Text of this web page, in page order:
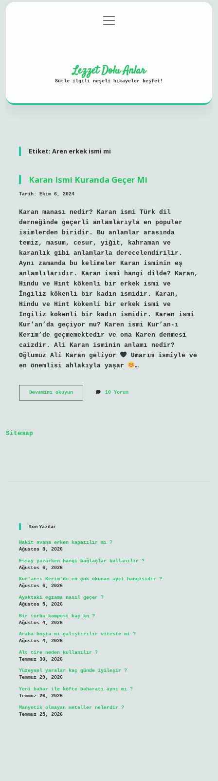
Gizlilik Politikası
menüyü
aç
Lezzet Dolu Anlar
Sütle ilgili neşeli hikayeler keşfet!
Etiket: Aren erkek ismi mi
Karan Ismi Kuranda Geçer Mi
Tarih: Ekim 6, 2024
Karan manası nedir? Karan ismi Türk dil
derneğinde geçerli anlamlarıyla en popüler
isimlerden biridir. Bu anlamlar arasında
temiz, masum, cesur, yiğit, kahraman ve
karanlık gibi anlamlarla derecelendirilir.
Aynı zamanda bu kelimeler Karan isminin eş
anlamlılarıdır. Karan ismi hangi dilde? Karan,
Hindu ve Hint kökenli bir erkek ismi ve
İngiliz kökenli bir kadın ismidir. Karan,
Hindu ve Hint kökenli bir erkek ismi ve
İngiliz kökenli bir kadın ismidir. Karen ismi
Kur’an’da geçiyor mu? Karen ismi Kur’an-ı
Kerim’de geçmemektedir ve ona Karen denmesi
caizdir. Ali Karan isminin anlamı nedir?
Oğlumuz Ali Karan geliyor
Umarım ismiyle ve
en önemlisi ahlakıyla yaşar
…
Devamını okuyunKaran
10 Yorum
Sitemap
Son Yazılar
Nakit avans erken kapatılır mı ?
Ağustos 8, 2026
Essay yazarken hangi bağlaçlar kullanılır ?
Ağustos 6, 2026
Kur’an-ı Kerim’de en çok okunan ayet hangisidir ?
Ağustos 6, 2026
Ayaktaki egzama nasıl geçer ?
Ağustos 5, 2026
Bir torba kompost kaç kg ?
Ağustos 4, 2026
Araba boşta mı çalıştırılır viteste mi ?
Ağustos 4, 2026
Alt tire neden kullanılır ?
Temmuz 30, 2026
Yüzeysel yaralar kaç günde iyileşir ?
Temmuz 29, 2026
Yeni bahar ile köfte baharatı aynı mı ?
Temmuz 26, 2026
Manyetik olmayan metaller nelerdir ?
Temmuz 25, 2026